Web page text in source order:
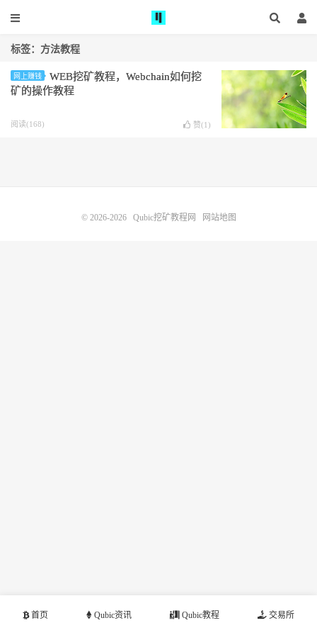
标签：方法教程
网上赚钱
WEB挖矿教程，Webchain如何挖
矿的操作教程
阅读(168) 赞(1 )
首页 Qubic资讯 Qubic教程 交易所
© 2026-2026 Qubic挖矿教程网 网站地图